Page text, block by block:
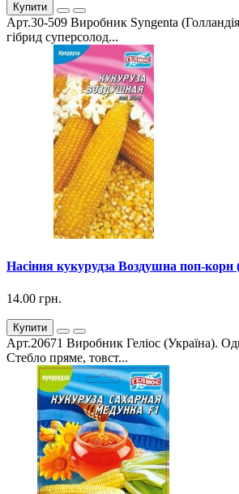
Купити
Арт.30-509 Виробник Syngenta
гібрид суперсолод...
Насіння кукурудза Воздушна поп-корн
14.00 грн.
Купити
Арт.20671 Виробник Геліос (Україна).
Стебло пряме, товст...